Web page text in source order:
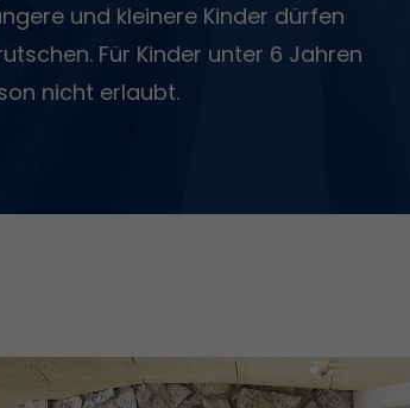
und kleinere Kinder dürfen
Für Kinder unter 6 Jahren
nicht erlaubt.